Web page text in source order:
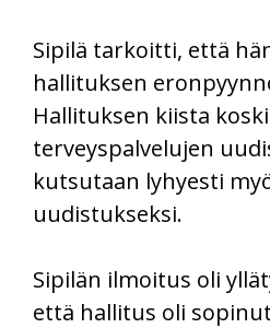
Sipilä tarkoitti, että
hallituksen
Hallituksen kiista
terveyspalvelujen
kutsutaan lyhyesti
uudistukseksi.
Sipilän ilmoitus oli
että hallitus oli